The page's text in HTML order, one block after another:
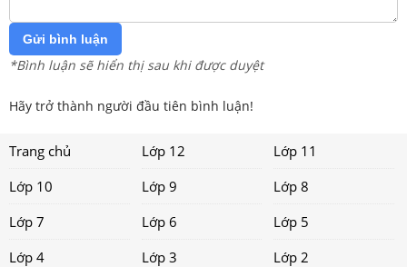
Gửi bình luận
*Bình luận sẽ hiển thị sau khi được duyệt
Hãy trở thành người đầu tiên bình luận!
Trang chủ Lớp 12
Lớp 11
Lớp 10
Lớp 9
Lớp 8
Lớp 7
Lớp 6
Lớp 5
Lớp 4
Lớp 3
Lớp 2